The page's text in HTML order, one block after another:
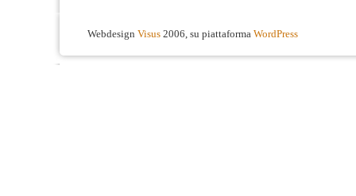
Webdesign Visus 2006, su piattaforma WordPress